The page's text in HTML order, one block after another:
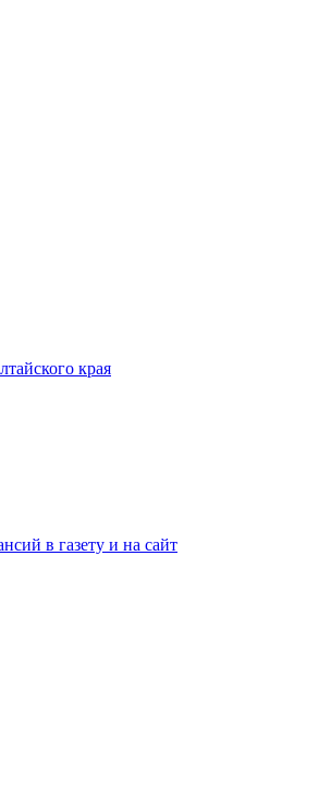
края
в газету и на сайт